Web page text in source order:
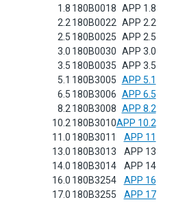
APP 1.8
180B0018
1.8
APP 2.2
180B0022
2.2
APP 2.5
180B0025
2.5
APP 3.0
180B0030
3.0
APP 3.5
180B0035
3.5
APP 5.1
180B3005
5.1
APP 6.5
180B3006
6.5
APP 8.2
180B3008
8.2
APP 10.2
180B3010
10.2
APP 11
180B3011
11.0
APP 13
180B3013
13.0
APP 14
180B3014
14.0
APP 16
180B3254
16.0
APP 17
180B3255
17.0